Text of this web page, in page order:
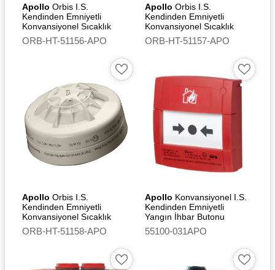
Apollo Orbis I.S.
Kendinden Emniyetli
Konvansiyonel Sıcaklık
Dedektörü (CS) - Flashing
Led
ORB-HT-51156-APO
Apollo Orbis I.S.
Kendinden Emniyetli
Konvansiyonel Sıcaklık
Dedektörü (A1S)
ORB-HT-51157-APO
Apollo Orbis I.S.
Kendinden Emniyetli
Konvansiyonel Sıcaklık
Dedektörü (A1S) - Flashing
Led
ORB-HT-51158-APO
Apollo Konvansiyonel I.S.
Kendinden Emniyetli
Yangın İhbar Butonu
(Without Led)
55100-031APO